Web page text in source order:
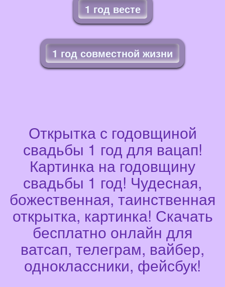
1 год весте
1 год совместной жизни
Открытка с годовщиной
свадьбы 1 год для вацап!
Картинка на годовщину
свадьбы 1 год! Чудесная,
божественная, таинственная
открытка, картинка! Скачать
бесплатно онлайн для
ватсап, телеграм, вайбер,
одноклассники, фейсбук!